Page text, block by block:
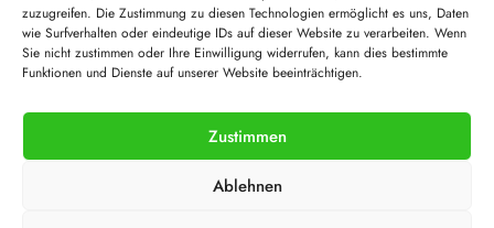
zuzugreifen. Die Zustimmung zu diesen Technologien ermöglicht es uns, Daten
wie Surfverhalten oder eindeutige IDs auf dieser Website zu verarbeiten. Wenn
Sie nicht zustimmen oder Ihre Einwilligung widerrufen, kann dies bestimmte
Funktionen und Dienste auf unserer Website beeinträchtigen.
Zustimmen
Ablehnen
h
e
c
k
b
x